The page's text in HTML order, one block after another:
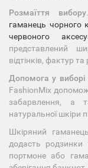
Розмаїття вибору
гаманець чорного
червоного
представлений
відтінків, фактур та
Допомога у виборі
FashionMix
забарвлення, а
натуральної шкіри
Шкіряний
додасть родзинки
портмоне або